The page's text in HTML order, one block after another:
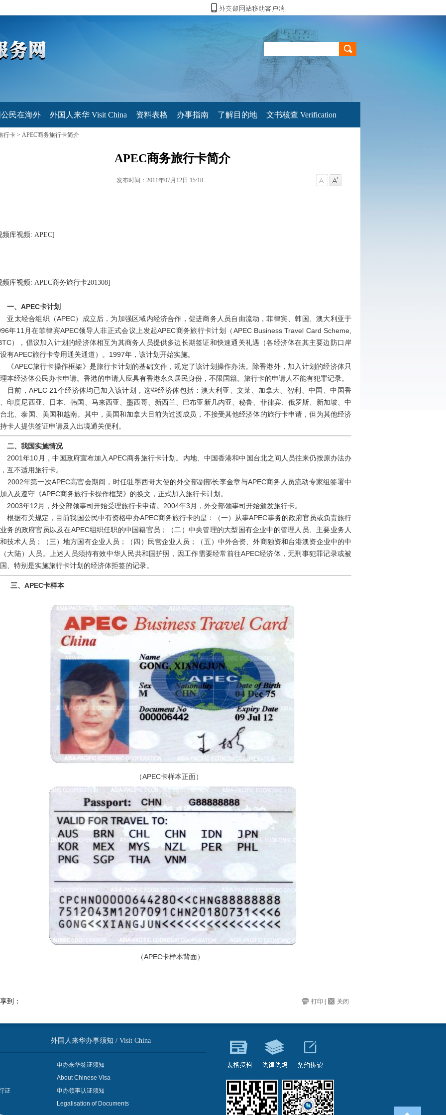
民在海外 外国人来华 Visit China 资料表格 办事指南 了解目的地 文书核查 Verification
行卡 > APEC商务旅行卡简介
APEC商务旅行卡简介
发布时间：2011年07月12日 15:18
频库视频: APEC]
频库视频: APEC商务旅行卡201308]
一、APEC卡计划
太经合组织（APEC）成立后，为加强区域内经济合作，促进商务人员自由流动，菲律宾、韩国、澳大利亚于
年11月在菲律宾APEC领导人非正式会议上发起APEC商务旅行卡计划（APEC Business Travel Card Scheme,
），倡议加入计划的经济体相互为其商务人员提供多边长期签证和快速通关礼遇（各经济体在其主要边防口岸
有APEC旅行卡专用通关通道）。1997年，该计划开始实施。
APEC旅行卡操作框架》是旅行卡计划的基础文件，规定了该计划操作办法。除香港外，加入计划的经济体只
本经济体公民办卡申请。香港的申请人应具有香港永久居民身份，不限国籍。旅行卡的申请人不能有犯罪记录。
前，APEC 21个经济体均已加入该计划，这些经济体包括：澳大利亚、文莱、加拿大、智利、中国、中国香
印度尼西亚、日本、韩国、马来西亚、墨西哥、新西兰、巴布亚新几内亚、秘鲁、菲律宾、俄罗斯、新加坡、中
北、泰国、美国和越南。其中，美国和加拿大目前为过渡成员，不接受其他经济体的旅行卡申请，但为其他经济
卡人提供签证申请及入出境通关便利。
二、我国实施情况
年10月，中国政府宣布加入APEC商务旅行卡计划。内地、中国香港和中国台北之间人员往来仍按原办法办
互不适用旅行卡。
年第一次APEC高官会期间，时任驻墨西哥大使的外交部副部长李金章与APEC商务人员流动专家组签署中
入及遵守《APEC商务旅行卡操作框架》的换文，正式加入旅行卡计划。
年12月，外交部领事司开始受理旅行卡申请。2004年3月，外交部领事司开始颁发旅行卡。
据有关规定，目前我国公民中有资格申办APEC商务旅行卡的是：（一）从事APEC事务的政府官员或负责旅行
务的政府官员以及在APEC组织任职的中国籍官员；（二）中央管理的大型国有企业中的管理人员、主要业务人
技术人员；（三）地方国有企业人员；（四）民营企业人员；（五）中外合资、外商独资和台港澳资企业中的中
大陆）人员。上述人员须持有效中华人民共和国护照，因工作需要经常前往APEC经济体，无刑事犯罪记录或被
、特别是实施旅行卡计划的经济体拒签的记录。
三、APEC卡样本
（APEC卡样本正面）
（APEC卡样本背面）
到： 打印 关闭
外国人来华办事须知 / Visit China
证
申办来华签证须知
About Chinese Visa
申办领事认证须知
Legalisation of Documents